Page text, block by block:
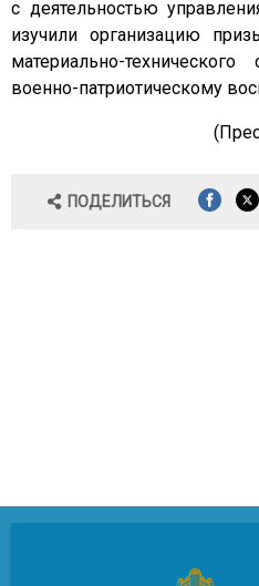
с деятельностью
изучили организацию
материально-
военно-патриотическому
ПОДЕЛИТЬСЯ